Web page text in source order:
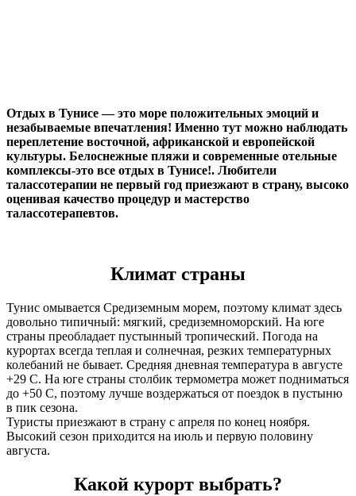
Отдых в Тунисе — это море положительных эмоций и
незабываемые впечатления! Именно тут можно наблюдать
переплетение восточной, африканской и европейской
культуры. Белоснежные пляжи и современные отельные
комплексы-это все отдых в Тунисе!. Любители
талассотерапии не первый год приезжают в страну, высоко
оценивая качество процедур и мастерство
талассотерапевтов.
Климат страны
Тунис омывается Средиземным морем, поэтому климат здесь
довольно типичный: мягкий, средиземноморский. На юге
страны преобладает пустынный тропический. Погода на
курортах всегда теплая и солнечная, резких температурных
колебаний не бывает. Средняя дневная температура в августе
+29 С. На юге страны столбик термометра может подниматься
до +50 С, поэтому лучше воздержаться от поездок в пустыню
в пик сезона.
Туристы приезжают в страну с апреля по конец ноября.
Высокий сезон приходится на июль и первую половину
августа.
Какой курорт выбрать?